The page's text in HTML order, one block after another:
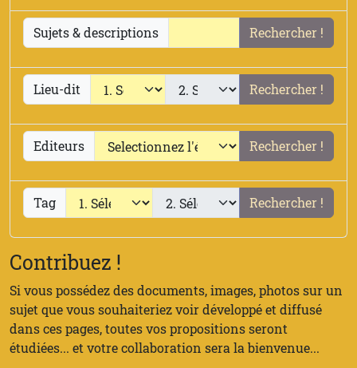
Sujets & descriptions Rechercher !
Lieu-dit Rechercher !
Editeurs Rechercher !
Tag Rechercher !
Contribuez !
Si vous possédez des documents, images, photos sur un
sujet que vous souhaiteriez voir développé et diffusé
dans ces pages, toutes vos propositions seront
étudiées... et votre collaboration sera la bienvenue...